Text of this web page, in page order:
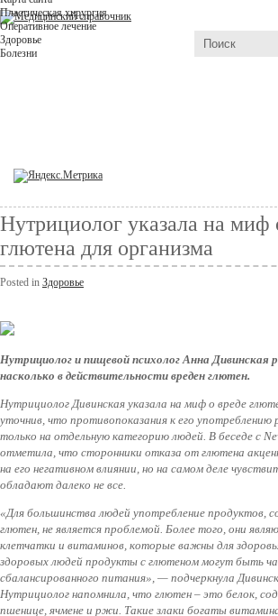
Пластическая хирургия
Оперативное лечение
Здоровье
Болезни
Нутрициолог указала на миф
глютена для организма
Posted in Здоровье
Нутрициолог и пищевой психолог Анна Дивинская
насколько в действительности вреден глютен.
Нутрициолог Дивинская указала на миф о вреде
уточнив, что противопоказания к его
только на отдельную категорию людей. В беседе с
отметила, что сторонники отказа от глютена
на его негативном влиянии, но на самом деле
обладают далеко не все.
«Для большинства людей употребление продуктов,
глютен, не является проблемой. Более того, они
клетчатки и витаминов, которые важны для
здоровых людей продукты с глютеном могут быть
сбалансированного питания», — подчеркнула
Нутрициолог напомнила, что глютен – это белок,
пшенице, ячмене и ржи. Такие злаки богаты